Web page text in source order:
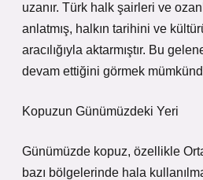
uzanır. Türk halk şairleri ve
anlatmış, halkın tarihini ve
aracılığıyla aktarmıştır. Bu
devam ettiğini görmek
Kopuzun Günümüzdeki Yeri
Günümüzde kopuz, özellikle
bazı bölgelerinde hala